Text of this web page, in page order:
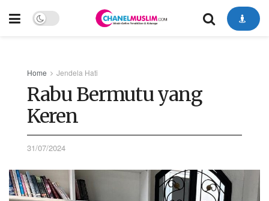
Home Jendela Hati
Rabu Bermutu yang
Keren
31/07/2024